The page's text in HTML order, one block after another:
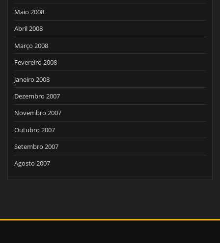
Maio 2008
Abril 2008
Março 2008
Fevereiro 2008
Janeiro 2008
Dezembro 2007
Novembro 2007
Outubro 2007
Setembro 2007
Agosto 2007